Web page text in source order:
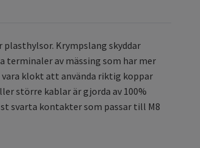
Krympslang skyddar
terminaler av mässing som har mer
klokt att använda riktig koppar
större kablar är gjorda av 100%
svarta kontakter som passar till M8